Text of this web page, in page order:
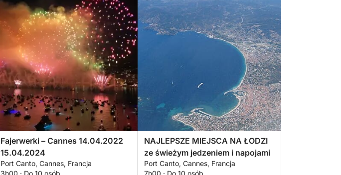
Fajerwerki – Cannes 14.04.2022
15.04.2024
Port Canto, Cannes, Francja
3h00 · Do 10 osób
NAJLEPSZE MIEJSCA NA ŁODZI
ze świeżym jedzeniem i napojami
Port Canto, Cannes, Francja
7h00 · Do 10 osób